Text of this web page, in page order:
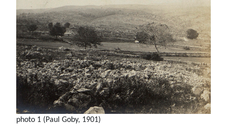
photo 1 (Paul Goby, 1901)